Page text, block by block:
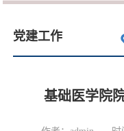
党建工作
基础医学院